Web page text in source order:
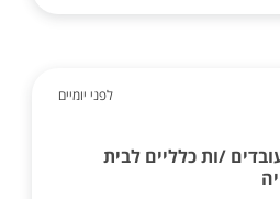
לפני יומיים
/ות כלליים לבית